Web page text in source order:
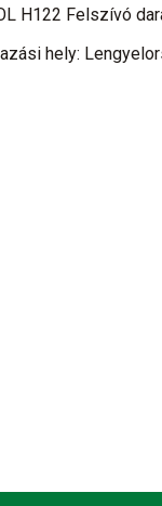
H122 Felszívó
hely: